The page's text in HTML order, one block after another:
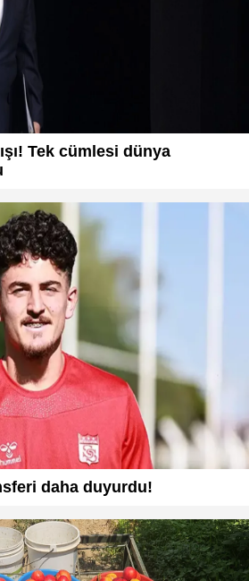
Tek cümlesi dünya
daha duyurdu!